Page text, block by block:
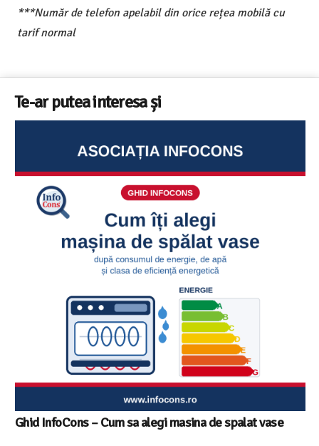
***Număr de telefon apelabil din orice rețea mobilă cu
tarif normal
Te-ar putea interesa și
Ghid InfoCons – Cum sa alegi masina de spalat vase